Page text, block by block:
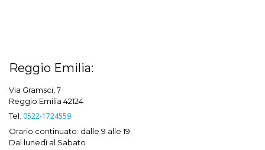
Reggio Emilia:
Via Gramsci, 7
Reggio Emilia 42124
Tel. 0522-1724559
Orario continuato: dalle 9 alle 19
Dal lunedì al Sabato